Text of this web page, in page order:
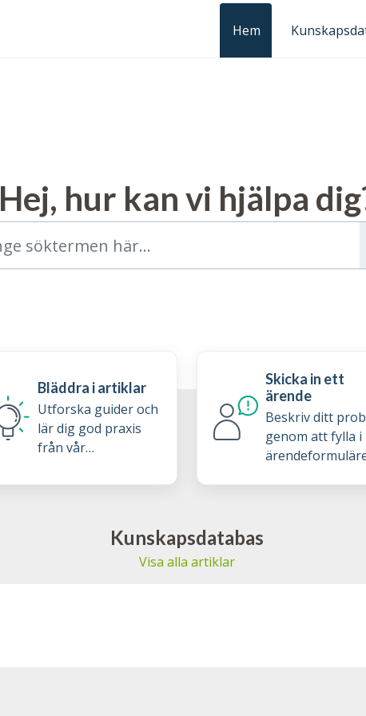
Hem
Hej, hur kan vi hjälpa
Bläddra i artiklar
Utforska guider och
lär dig god praxis
från vår
Skicka in ett
ärende
Beskriv ditt
genom att fylla i
Kunskapsdatabas
Visa alla artiklar